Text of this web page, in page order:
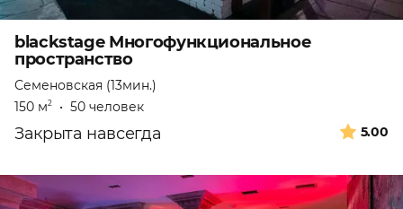
blackstage Многофункциональное
пространство
Семеновская (13мин.)
150 м2 • 50 человек
5.00
Закрыта навсегда